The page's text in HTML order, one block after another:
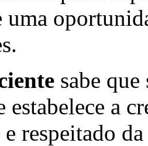
uma
sabe
estabelece a
respeitado